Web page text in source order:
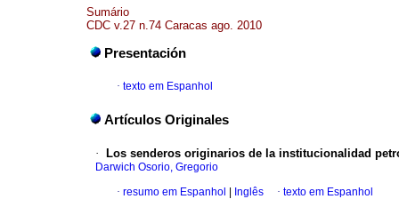
Sumário
CDC v.27 n.74 Caracas ago. 2010
Presentación
· texto em Espanhol
Artículos Originales
· Los senderos originarios de la institucionalidad
Darwich Osorio, Gregorio
· resumo em Espanhol Inglês · texto em Espanhol